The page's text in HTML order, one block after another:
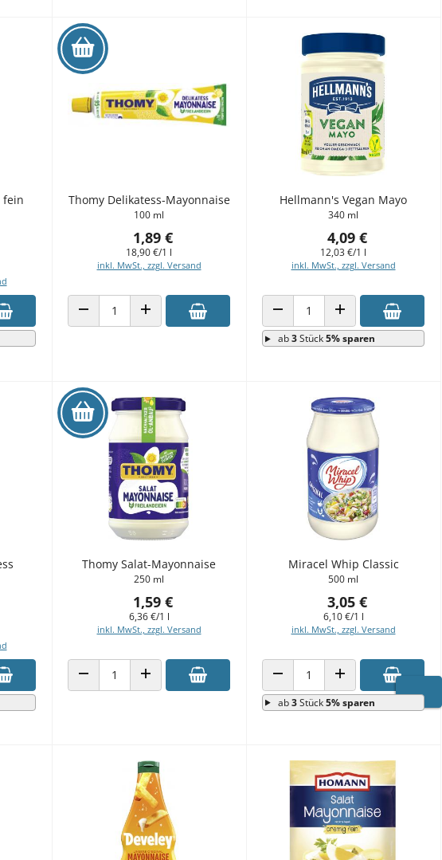
fein
Thomy Delikatess-Mayonnaise
100 ml
1,89 €
18,90 €/1 l
inkl. MwSt., zzgl. Versand
ANZAHL VERRINGERNANZAHL ERHÖHEN
Hellmann's Vegan Mayo
340 ml
4,09 €
12,03 €/1 l
inkl. MwSt., zzgl. Versand
ANZAHL VERRINGERNANZAHL ERHÖHEN
ab3Stück5% sparen
Thomy Salat-Mayonnaise
250 ml
1,59 €
6,36 €/1 l
inkl. MwSt., zzgl. Versand
ANZAHL VERRINGERNANZAHL ERHÖHEN
Miracel Whip Classic
500 ml
3,05 €
6,10 €/1 l
inkl. MwSt., zzgl. Versand
ANZAHL VERRINGERNANZAHL ERHÖHEN
ab3Stück5% sparen